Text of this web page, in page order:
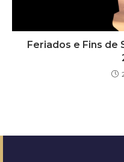
Feriados e Fins de